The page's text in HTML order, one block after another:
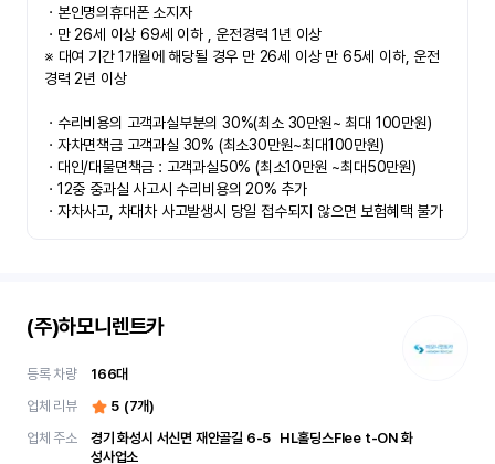
ㆍ본인명의휴대폰 소지자
ㆍ만 26세 이상 69세 이하 , 운전경력 1년 이상
※ 대여 기간 1개월에 해당될 경우 만 26세 이상 만 65세 이하, 운전
경력 2년 이상
ㆍ수리비용의 고객과실부분의 30%(최소 30만원~ 최대 100만원)
ㆍ자차면책금 고객과실 30% (최소30만원~최대100만원)
ㆍ대인/대물면책금 : 고객과실50% (최소10만원 ~최대50만원)
ㆍ12중 중과실 사고시 수리비용의 20% 추가
ㆍ자차사고, 차대차 사고발생시 당일 접수되지 않으면 보험혜택 불가
(주)하모니렌트카
등록 차량 166대
업체 리뷰
5 (7개)
업체 주소
경기 화성시 서신면 재안골길 6-5	 HL홀딩스Flee t-ON 화
성사업소